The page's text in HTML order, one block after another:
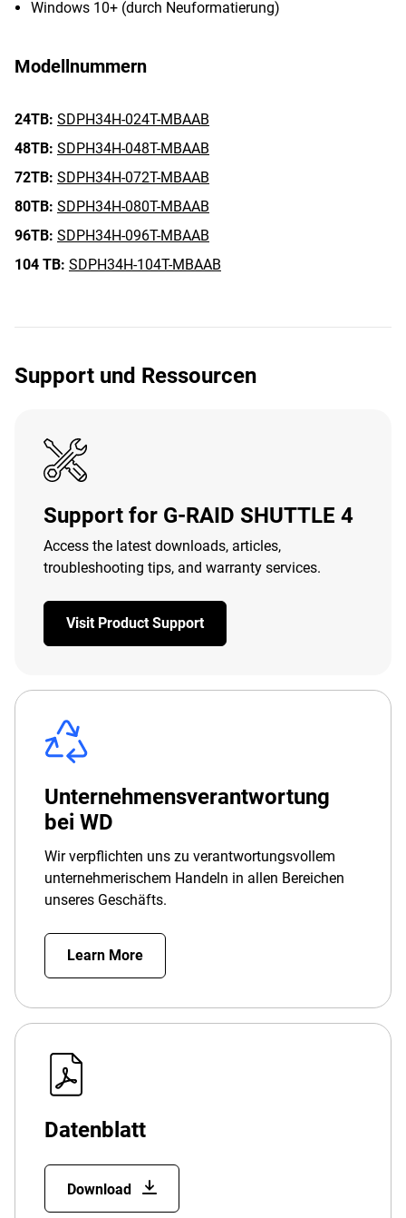
Windows 10+ (durch Neuformatierung)
Modellnummern
24TB: SDPH34H-024T-MBAAB
48TB: SDPH34H-048T-MBAAB
72TB: SDPH34H-072T-MBAAB
80TB: SDPH34H-080T-MBAAB
96TB: SDPH34H-096T-MBAAB
104 TB: SDPH34H-104T-MBAAB
Support und Ressourcen
Support for G-RAID SHUTTLE 4
Access the latest downloads, articles,
troubleshooting tips, and warranty services.
Visit Product Support
Unternehmensverantwortung
bei WD
Wir verpflichten uns zu verantwortungsvollem
unternehmerischem Handeln in allen Bereichen
unseres Geschäfts.
Learn More
Datenblatt
Download